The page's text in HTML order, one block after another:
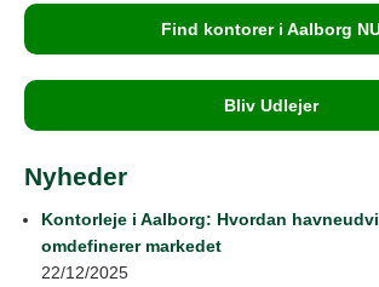
Find kontorer i Aalborg
Bliv Udlejer
Nyheder
Kontorleje i Aalborg: Hvordan
omdefinerer markedet
22/12/2025